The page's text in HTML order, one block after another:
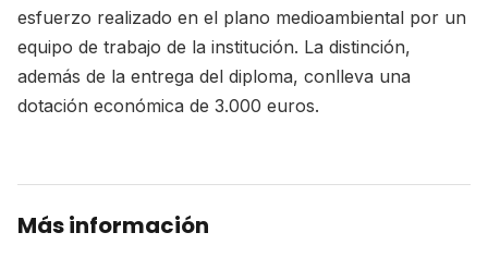
esfuerzo realizado en el plano medioambiental por un
equipo de trabajo de la institución. La distinción,
además de la entrega del diploma, conlleva una
dotación económica de 3.000 euros.
Más información